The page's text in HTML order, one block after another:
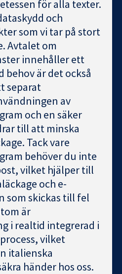
för alla texter.
och
som vi tar på stort
Avtalet om
innehåller ett
behov är det också
separat
av
och en säker
till att minska
Tack vare
behöver du inte
vilket hjälper till
och e-
som skickas till fel
är
i realtid integrerad i
vilket
italienska
händer hos oss.